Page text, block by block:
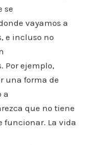
se
vayamos a
e incluso no
Por ejemplo,
una forma de
a
que no tiene
funcionar. La vida